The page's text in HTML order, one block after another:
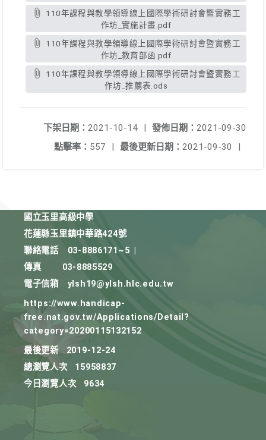
作坊_實施計畫.pdf
作坊_教育部函.pdf
作坊_推薦表.ods
發佈日期： 2021-09-30
下架日期： 2021-10-14
|
最後更新日期： 2021-09-30 |
點擊率： 557 |
國立玉里高級中學
花蓮縣玉里鎮中華路424號
聯絡電話
03-8886171~5
傳真
03-8885529
電子信箱
ylsh19@ylsh.hlc.edu.tw
https://www.handicap-
free.nat.gov.tw/Applications/Detail?
category=20200115132152
最後更新
2019-12-24
總瀏覽人次
15958837
今日瀏覽人次
9634